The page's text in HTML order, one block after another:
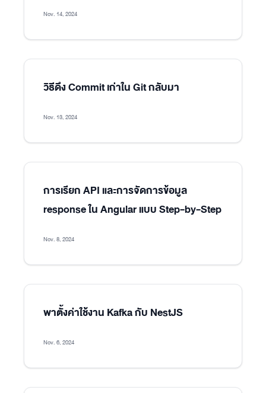
Nov. 14, 2024
วิธีดึง Commit เก่าใน Git กลับมา
Nov. 13, 2024
การเรียก API และการจัดการข้อมูล
response ใน Angular แบบ Step-by-Step
Nov. 8, 2024
พาตั้งค่าใช้งาน Kafka กับ NestJS
Nov. 6, 2024